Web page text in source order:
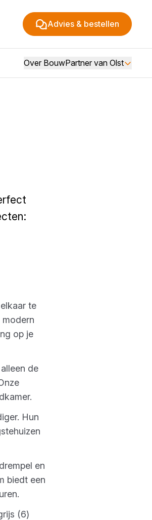
Advies & bestellen
Over BouwPartner van Olst
te
op je
de
Hun
en
biedt een
(6)